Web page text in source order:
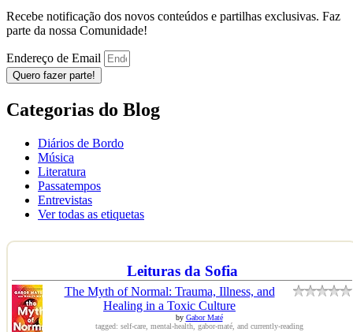
Recebe notificação dos novos conteúdos e partilhas exclusivas. Faz
parte da nossa Comunidade!
Endereço de Email
Quero fazer parte!
Categorias do Blog
Diários de Bordo
Música
Literatura
Passatempos
Entrevistas
Ver todas as etiquetas
Leituras da Sofia
The Myth of Normal: Trauma, Illness, and
Healing in a Toxic Culture
by Gabor Maté
tagged: self-care, mental-health, gabor-maté, and currently-reading